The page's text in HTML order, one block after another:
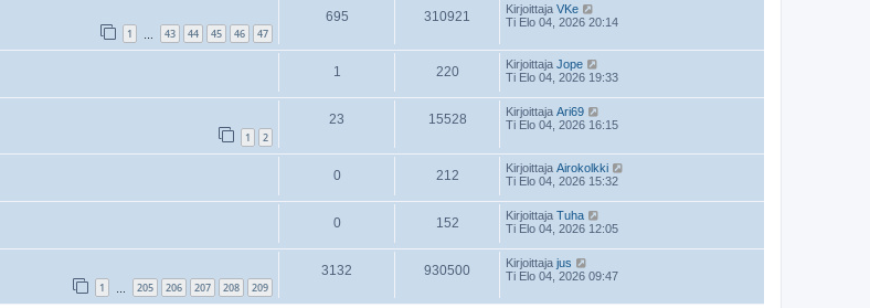
1 43 44 45 46 47
695 310921 Kirjoittaja VKe
Ti Elo 04, 2026 20:14
1 220 Kirjoittaja Jope
Ti Elo 04, 2026 19:33
1 2
23 15528 Kirjoittaja Ari69
Ti Elo 04, 2026 16:15
0 212 Kirjoittaja Airokolkki
Ti Elo 04, 2026 15:32
0 152 Kirjoittaja Tuha
Ti Elo 04, 2026 12:05
1 205 206 207 208 209
3132 930500 Kirjoittaja jus
Ti Elo 04, 2026 09:47